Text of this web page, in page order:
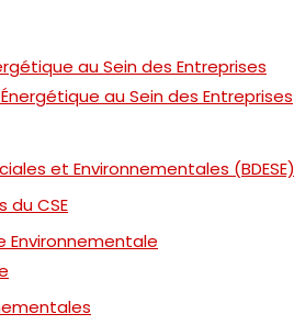
au Sein des Entreprises
au Sein des Entreprises
et Environnementales (BDESE)
du CSE
Environnementale